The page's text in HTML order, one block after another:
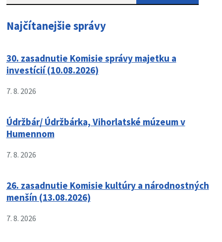
Najčítanejšie správy
30. zasadnutie Komisie správy majetku a
investícií (10.08.2026)
7. 8. 2026
Údržbár/ Údržbárka, Vihorlatské múzeum v
Humennom
7. 8. 2026
26. zasadnutie Komisie kultúry a národnostných
menšín (13.08.2026)
7. 8. 2026